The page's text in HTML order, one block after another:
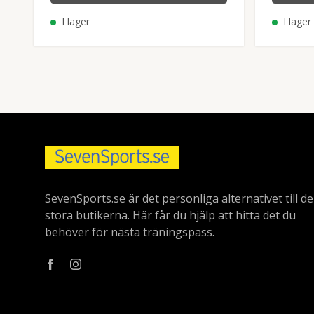
I lager I lager
SevenSports.se är det personliga alternativet till de
stora butikerna. Här får du hjälp att hitta det du
behöver för nästa träningspass.